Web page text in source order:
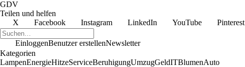
GDV
Teilen und helfen
X
Facebook Instagram LinkedIn YouTube Pinterest
EinloggenBenutzer erstellenNewsletter
Kategorien
LampenEnergieHitzeServiceBeruhigungUmzugGeldITBlumenAuto